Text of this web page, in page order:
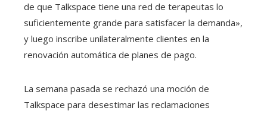
de que Talkspace tiene una red de terapeutas lo
suficientemente grande para satisfacer la demanda»,
y luego inscribe unilateralmente clientes en la
renovación automática de planes de pago.
La semana pasada se rechazó una moción de
Talkspace para desestimar las reclamaciones